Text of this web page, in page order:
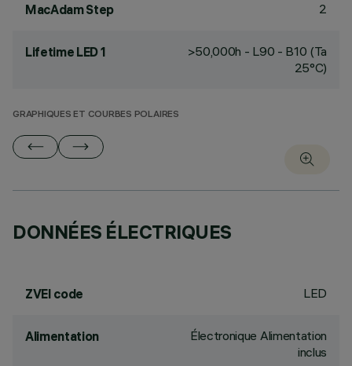
MacAdam Step 2
Lifetime LED 1
>50,000h - L90 - B10 (Ta
25°C)
GRAPHIQUES ET COURBES POLAIRES
DONNÉES ÉLECTRIQUES
ZVEI code LED
Alimentation
Électronique Alimentation
inclus